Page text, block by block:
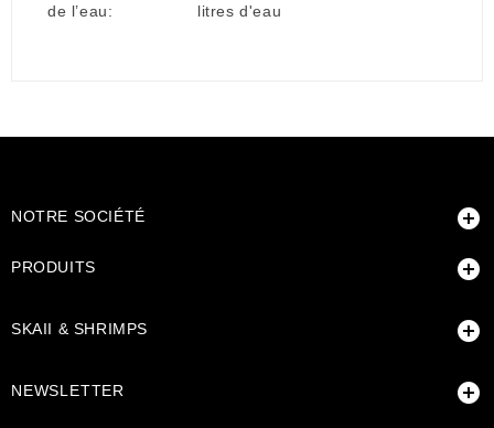
de l’eau:
litres d'eau
NOTRE SOCIÉTÉ 
PRODUITS 
SKAII & SHRIMPS 
NEWSLETTER 